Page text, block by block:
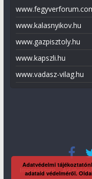
www.kalasnyikov.hu
www.gazpisztoly.hu
www.kapszli.hu
www.vadasz-vilag.hu
Impresszum
Adatvédelmi
adataid védelméről.